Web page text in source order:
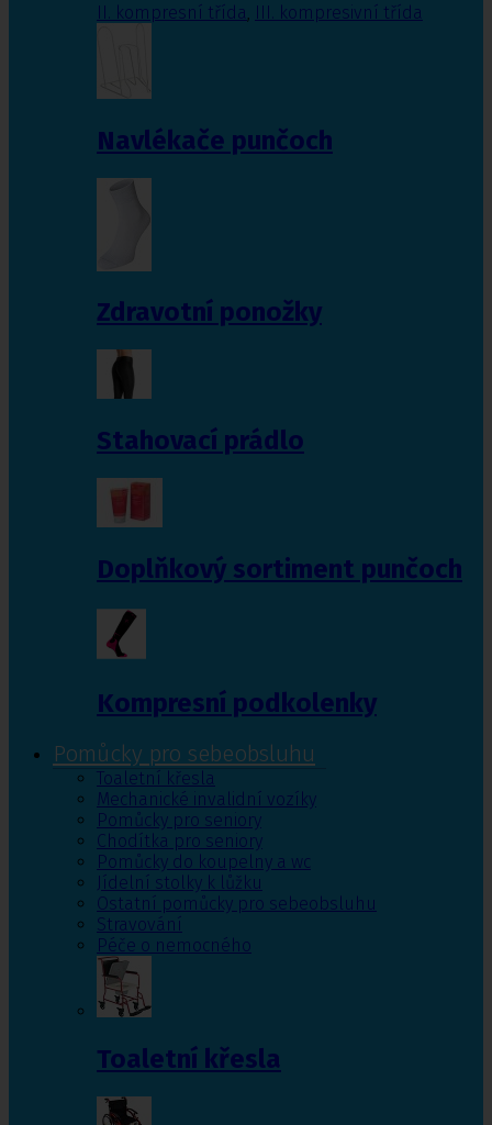
II. kompresní třída III. kompresivní třída
Navlékače punčoch
Zdravotní ponožky
Stahovací prádlo
Doplňkový sortiment punčoch
Kompresní podkolenky
Pomůcky pro sebeobsluhu
Toaletní křesla
Mechanické invalidní vozíky
Pomůcky pro seniory
Chodítka pro seniory
Pomůcky do koupelny a wc
Jídelní stolky k lůžku
Ostatní pomůcky pro sebeobsluhu
Stravování
Péče o nemocného
Toaletní křesla